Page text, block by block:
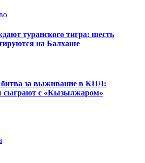
туранского тигра: шесть
на Балхаше
за выживание в КПЛ:
сыграют с «Кызылжаром»